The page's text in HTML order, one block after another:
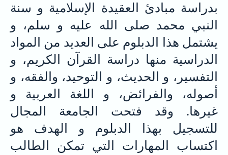
بدراسة مبادئ العقيدة الإسلامية و سنة
النبي محمد صلى الله عليه و سلم، و
يشتمل هذا الدبلوم على العديد من المواد
الدراسية منها دراسة القرآن الكريم، و
التفسير، و الحديث، و التوحيد، والفقه، و
أصوله، والفرائض، و اللغة العربية و
غيرها. وقد فتحت الجامعة المجال
للتسجيل بهذا الدبلوم و الهدف هو
اكتساب المهارات التي تمكن الطالب